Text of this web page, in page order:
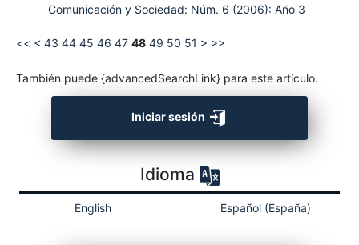
Comunicación y Sociedad: Núm. 6 (2006): Año 3
<< < 43 44 45 46 47 48 49 50 51 > >>
También puede {advancedSearchLink} para este artículo.
Iniciar sesión
Idioma
English Español (España)